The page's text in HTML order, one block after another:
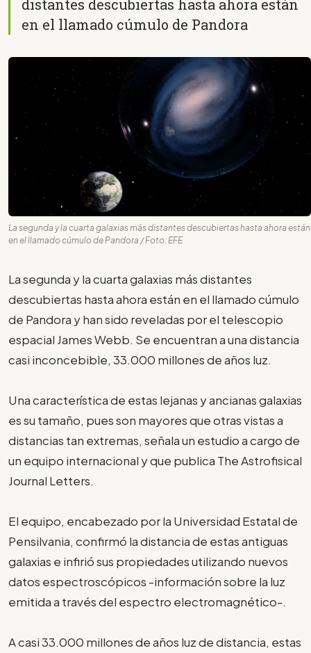
distantes descubiertas hasta ahora están
en el llamado cúmulo de Pandora
La segunda y la cuarta galaxias más distantes descubiertas hasta ahora están
en el llamado cúmulo de Pandora / Foto: EFE
La segunda y la cuarta galaxias más distantes
descubiertas hasta ahora están en el llamado cúmulo
de Pandora y han sido reveladas por el telescopio
espacial James Webb. Se encuentran a una distancia
casi inconcebible, 33.000 millones de años luz.
Una característica de estas lejanas y ancianas galaxias
es su tamaño, pues son mayores que otras vistas a
distancias tan extremas, señala un estudio a cargo de
un equipo internacional y que publica The Astrofisical
Journal Letters.
El equipo, encabezado por la Universidad Estatal de
Pensilvania, confirmó la distancia de estas antiguas
galaxias e infirió sus propiedades utilizando nuevos
datos espectroscópicos -información sobre la luz
emitida a través del espectro electromagnético-.
A casi 33.000 millones de años luz de distancia, estas